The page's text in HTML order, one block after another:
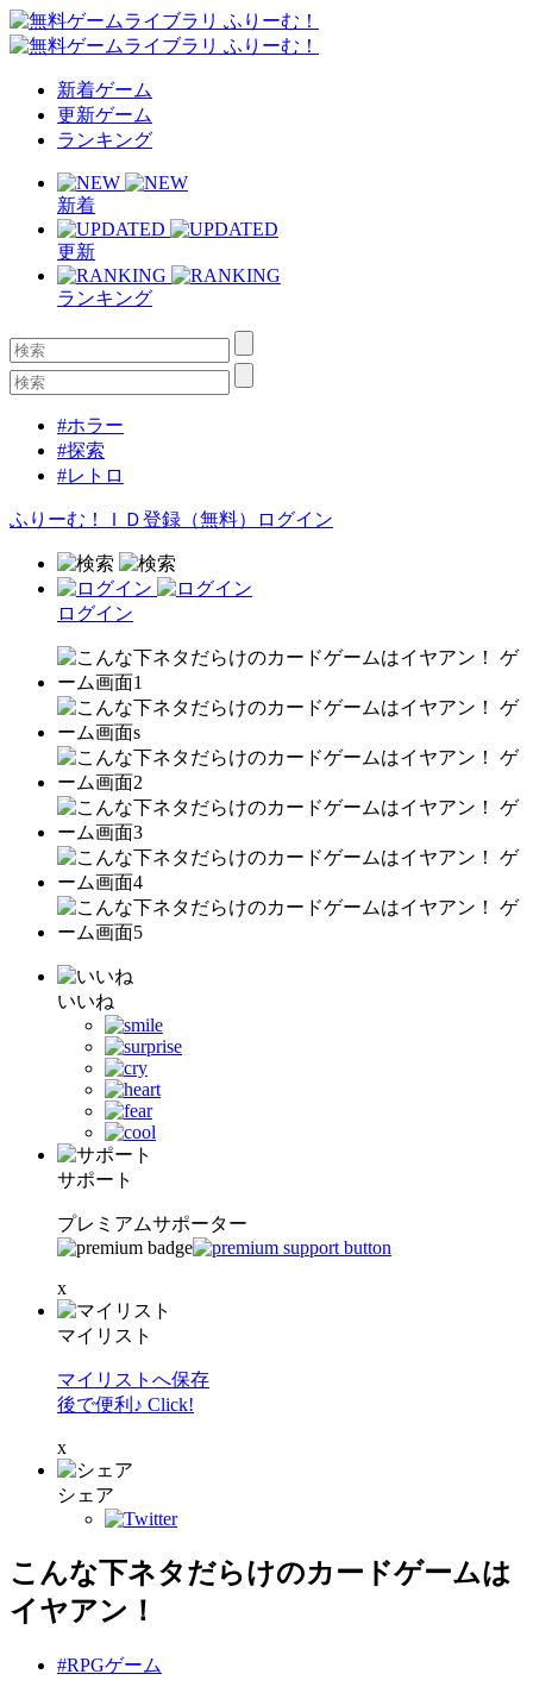
新着ゲーム
更新ゲーム
ランキング
新着
更新
ランキング
#ホラー
#探索
#レトロ
ふりーむ！ＩＤ登録（無料） ログイン
ログイン
いいね
サポート
プレミアムサポーター
x
マイリスト
マイリストへ保存
後で便利♪ Click!
x
シェア
こんな下ネタだらけのカードゲームは
イヤアン！
#RPGゲーム